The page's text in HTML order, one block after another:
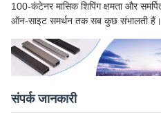
100-कंटेनर मासिक शिपिंग क्षमता और
ऑन-साइट समर्थन तक सब कुछ संभालती हैं।
संपर्क जानकारी